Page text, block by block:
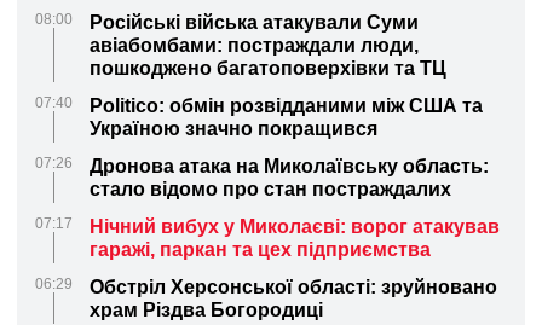
08:00
Російські війська атакували Суми
авіабомбами: постраждали люди,
пошкоджено багатоповерхівки та ТЦ
07:40
Politico: обмін розвідданими між США та
Україною значно покращився
07:26
Дронова атака на Миколаївську область:
стало відомо про стан постраждалих
07:17
Нічний вибух у Миколаєві: ворог атакував
гаражі, паркан та цех підприємства
06:29
Обстріл Херсонської області: зруйновано
храм Різдва Богородиці